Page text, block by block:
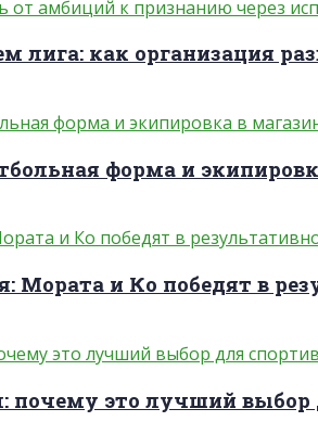
как организация
форма и
Мората и Ко победят в
почему это лучший выбор